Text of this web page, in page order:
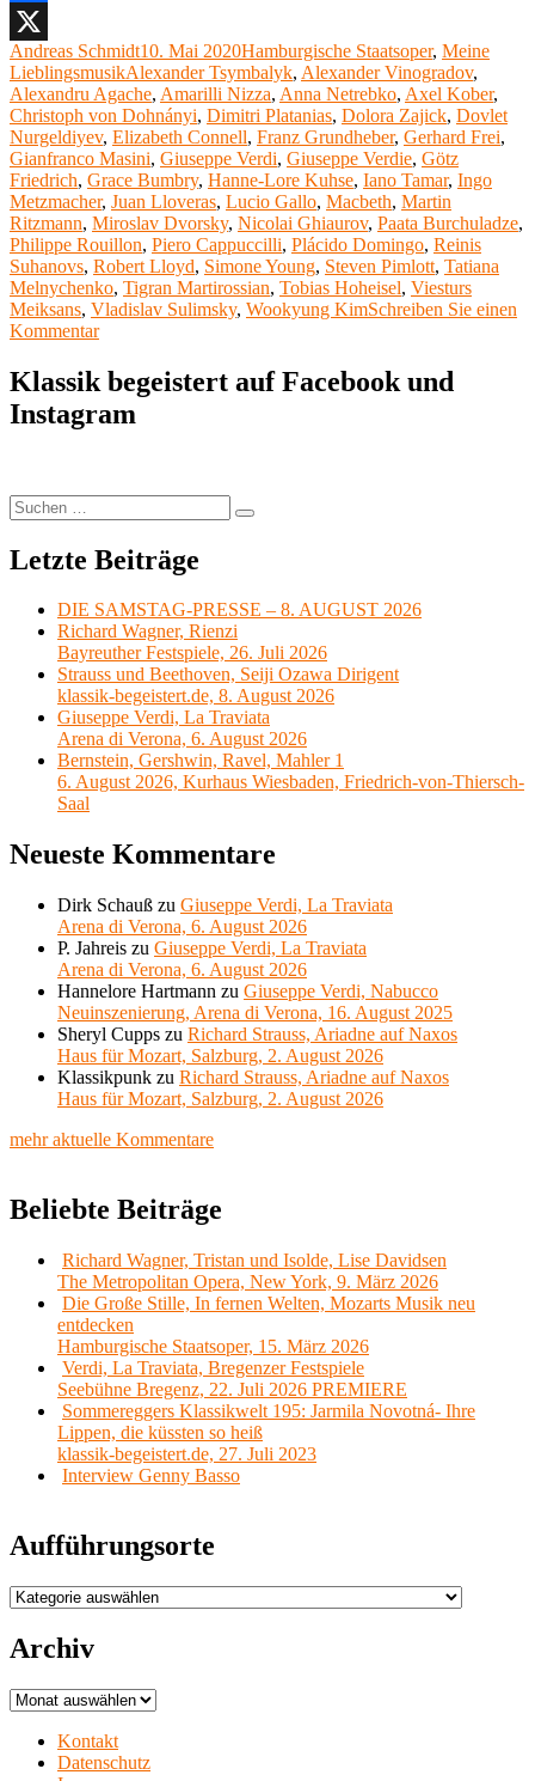
Giuseppe
Verdi“
Facebook
X
Autor
Andreas SchmidtVeröffentlicht
am
10. Mai 2020Kategorien
Hamburgische Staatsoper, Meine
LieblingsmusikSchlagwörter
Alexander Tsymbalyk, Alexander Vinogradov,
Alexandru Agache, Amarilli Nizza, Anna Netrebko, Axel Kober,
Christoph von Dohnányi, Dimitri Platanias, Dolora Zajick, Dovlet
Nurgeldiyev, Elizabeth Connell, Franz Grundheber, Gerhard Frei,
Gianfranco Masini, Giuseppe Verdi, Giuseppe Verdie, Götz
Friedrich, Grace Bumbry, Hanne-Lore Kuhse, Iano Tamar, Ingo
Metzmacher, Juan Lloveras, Lucio Gallo, Macbeth, Martin
Ritzmann, Miroslav Dvorsky, Nicolai Ghiaurov, Paata Burchuladze,
Philippe Rouillon, Piero Cappuccilli, Plácido Domingo, Reinis
Suhanovs, Robert Lloyd, Simone Young, Steven Pimlott, Tatiana
Melnychenko, Tigran Martirossian, Tobias Hoheisel, Viesturs
Meiksans, Vladislav Sulimsky, Wookyung KimSchreiben Sie einen
Kommentarzu
Lieblingsoper
26:
Macbeth
Klassik begeistert auf Facebook und
Instagram
Suchen
nach:
Suchen
Letzte Beiträge
DIE SAMSTAG-PRESSE – 8. AUGUST 2026
Richard Wagner, Rienzi
Bayreuther Festspiele, 26. Juli 2026
Strauss und Beethoven, Seiji Ozawa Dirigent
klassik-begeistert.de, 8. August 2026
Giuseppe Verdi, La Traviata
Arena di Verona, 6. August 2026
Bernstein, Gershwin, Ravel, Mahler 1
6. August 2026, Kurhaus Wiesbaden, Friedrich-von-Thiersch-
Saal
Neueste Kommentare
Dirk Schauß zu Giuseppe Verdi, La Traviata
Arena di Verona, 6. August 2026
P. Jahreis zu Giuseppe Verdi, La Traviata
Arena di Verona, 6. August 2026
Hannelore Hartmann zu Giuseppe Verdi, Nabucco
Neuinszenierung, Arena di Verona, 16. August 2025
Sheryl Cupps zu Richard Strauss, Ariadne auf Naxos
Haus für Mozart, Salzburg, 2. August 2026
Klassikpunk zu Richard Strauss, Ariadne auf Naxos
Haus für Mozart, Salzburg, 2. August 2026
mehr aktuelle Kommentare
Beliebte Beiträge
Richard Wagner, Tristan und Isolde, Lise Davidsen
The Metropolitan Opera, New York, 9. März 2026
Die Große Stille, In fernen Welten, Mozarts Musik neu
entdecken
Hamburgische Staatsoper, 15. März 2026
Verdi, La Traviata, Bregenzer Festspiele
Seebühne Bregenz, 22. Juli 2026 PREMIERE
Sommereggers Klassikwelt 195: Jarmila Novotná- Ihre
Lippen, die küssten so heiß
klassik-begeistert.de, 27. Juli 2023
Interview Genny Basso
Aufführungsorte
Aufführungsorte
Archiv
Archiv
Kontakt
Datenschutz